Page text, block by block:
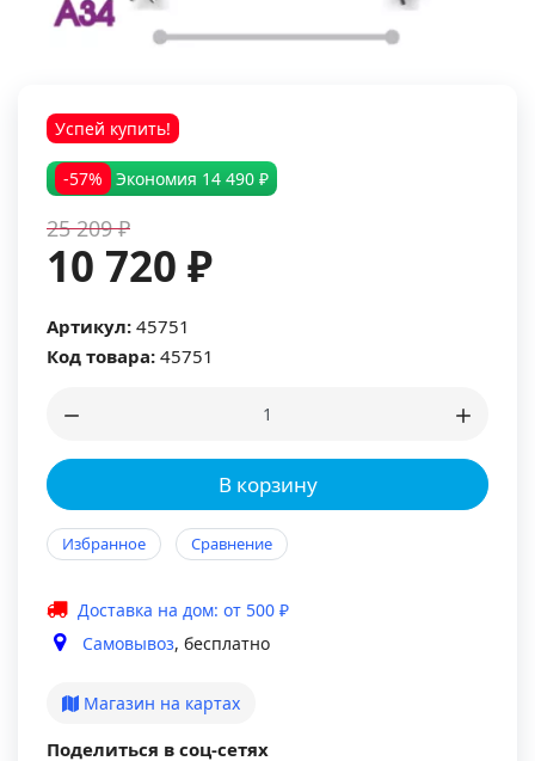
Успей купить!
-57% Экономия 14 490 ₽
25 209 ₽
10 720 ₽
Артикул: 45751
Код товара: 45751
В корзину
Избранное Сравнение
Доставка на дом: от 500 ₽
Самовывоз, бесплатно
Магазин на картах
Поделиться в соц-сетях